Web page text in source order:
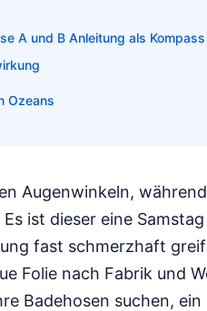
A und B Anleitung als Kompass
Ozeans
Augenwinkeln,
ist dieser eine
fast schmerzhaft
Folie nach Fabrik und
Badehosen suchen,